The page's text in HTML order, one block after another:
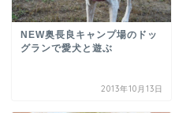
NEW奥長良キャンプ場のドッ
グランで愛犬と遊ぶ
2013年10月13日